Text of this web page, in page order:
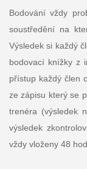
Bodování vždy
soustředění na
Výsledek si každý
bodovací knížky z
přístup každý člen
ze zápisu který se
trenéra (výsledek
výsledek
vždy vloženy 48